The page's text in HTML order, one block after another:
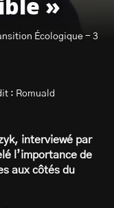
»
Écologique - 3
: Romuald
interviewé par
l’importance de
aux côtés du